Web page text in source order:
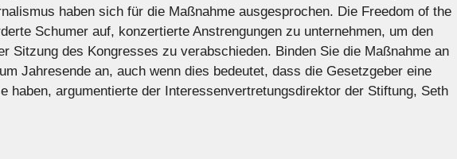
haben sich für die Maßnahme ausgesprochen. Die Freedom of the
Schumer auf, konzertierte Anstrengungen zu unternehmen, um den
Sitzung des Kongresses zu verabschieden. Binden Sie die Maßnahme an
Jahresende an, auch wenn dies bedeutet, dass die Gesetzgeber eine
haben, argumentierte der Interessenvertretungsdirektor der Stiftung, Seth